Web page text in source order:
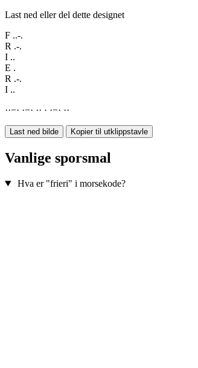
Last ned eller del dette designet
F ..-.
R .-.
I ..
E .
R .-.
I ..
··−· ·−· ·· · ·−· ··
Last ned bilde Kopier til utklippstavle
Vanlige sporsmal
Hva er "frieri" i morsekode?